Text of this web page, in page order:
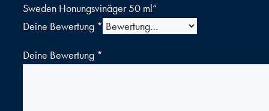
Sweden Honungsvinäger 50 ml“
Deine Bewertung *
Deine Bewertung *